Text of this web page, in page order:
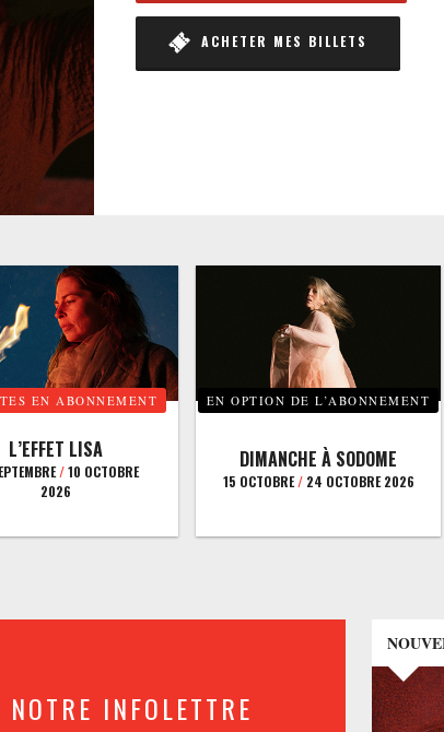
ACHETER MES BILLETS
EN ABONNEMENT
L’EFFET LISA
/10 OCTOBRE
2026
EN OPTION DE L’ABONNEMENT
DIMANCHE À SODOME
15 OCTOBRE/24 OCTOBRE 2026
INFOLETTRE